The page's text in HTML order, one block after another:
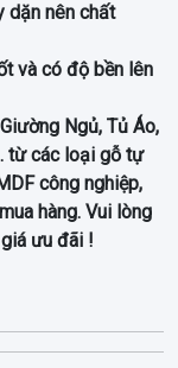
dặn nên chất
và có độ bền lên
Ngủ, Tủ Áo,
từ các loại gỗ tự
công nghiệp,
hàng. Vui lòng
ưu đãi !